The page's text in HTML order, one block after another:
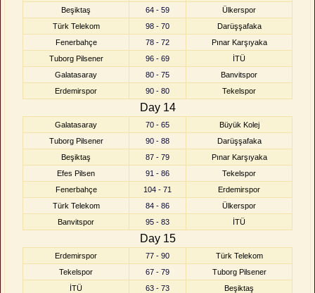
Beşiktaş
64 - 59
Ülkerspor
Türk Telekom
98 - 70
Darüşşafaka
Fenerbahçe
78 - 72
Pınar Karşıyaka
Tuborg Pilsener
96 - 69
İTÜ
Galatasaray
80 - 75
Banvitspor
Erdemirspor
90 - 80 Tekelspor
Day 14
Galatasaray 70 - 65
Büyük Kolej
Tuborg Pilsener
90 - 88
Darüşşafaka
Beşiktaş
87 - 79
Pınar Karşıyaka
Efes Pilsen
91 - 86
Tekelspor
Fenerbahçe
104 - 71
Erdemirspor
Türk Telekom
84 - 86
Ülkerspor
Banvitspor
95 - 83 İTÜ
Day 15
Erdemirspor 77 - 90
Türk Telekom
Tekelspor
67 - 79
Tuborg Pilsener
İTÜ
63 - 73
Beşiktaş